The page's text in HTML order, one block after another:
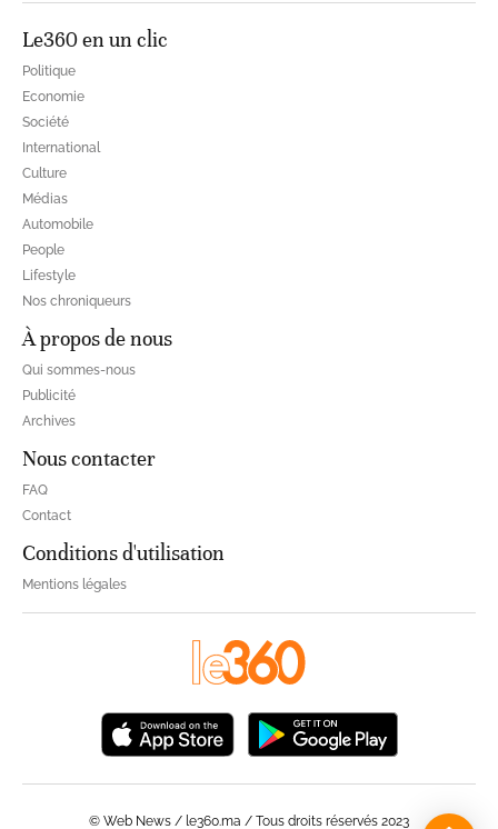
Le360 en un clic
Politique
Economie
Société
International
Culture
Médias
Automobile
People
Lifestyle
Nos chroniqueurs
À propos de nous
Qui sommes-nous
Publicité
Archives
Nous contacter
FAQ
Contact
Conditions d'utilisation
Mentions légales
© Web News / le360.ma / Tous droits réservés 2023